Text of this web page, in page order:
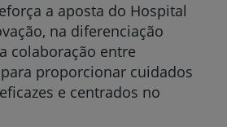
a aposta do Hospital
na diferenciação
colaboração entre
proporcionar cuidados
e centrados no